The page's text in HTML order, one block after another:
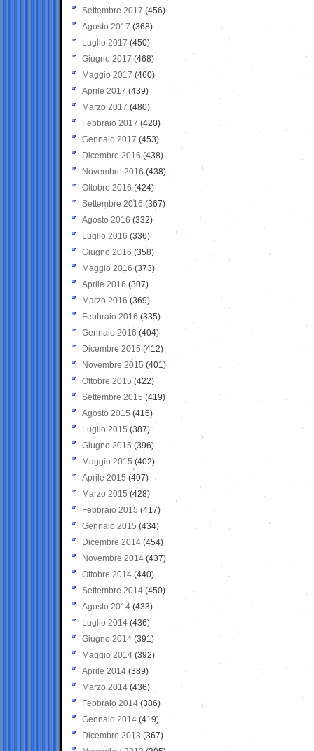
Settembre 2017 (456)
Agosto 2017 (368)
Luglio 2017 (450)
Giugno 2017 (468)
Maggio 2017 (460)
Aprile 2017 (439)
Marzo 2017 (480)
Febbraio 2017 (420)
Gennaio 2017 (453)
Dicembre 2016 (438)
Novembre 2016 (438)
Ottobre 2016 (424)
Settembre 2016 (367)
Agosto 2016 (332)
Luglio 2016 (336)
Giugno 2016 (358)
Maggio 2016 (373)
Aprile 2016 (307)
Marzo 2016 (369)
Febbraio 2016 (335)
Gennaio 2016 (404)
Dicembre 2015 (412)
Novembre 2015 (401)
Ottobre 2015 (422)
Settembre 2015 (419)
Agosto 2015 (416)
Luglio 2015 (387)
Giugno 2015 (396)
Maggio 2015 (402)
Aprile 2015 (407)
Marzo 2015 (428)
Febbraio 2015 (417)
Gennaio 2015 (434)
Dicembre 2014 (454)
Novembre 2014 (437)
Ottobre 2014 (440)
Settembre 2014 (450)
Agosto 2014 (433)
Luglio 2014 (436)
Giugno 2014 (391)
Maggio 2014 (392)
Aprile 2014 (389)
Marzo 2014 (436)
Febbraio 2014 (386)
Gennaio 2014 (419)
Dicembre 2013 (367)